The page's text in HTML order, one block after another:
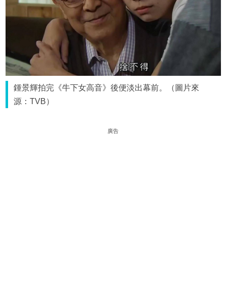
鍾景輝拍完《牛下女高音》後便淡出幕前。（圖片來
源：TVB）
廣告